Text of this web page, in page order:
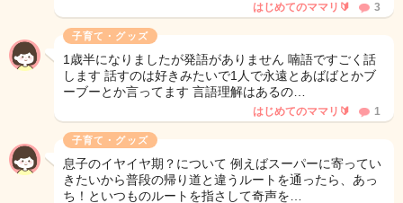
はじめてのママリ🔰 3
子育て・グッズ
1歳半になりましたが発語がありません 喃語ですごく話
します 話すのは好きみたいで1人で永遠とあばばとかブ
ーブーとか言ってます 言語理解はあるの…
はじめてのママリ🔰 1
子育て・グッズ
息子のイヤイヤ期？について 例えばスーパーに寄ってい
きたいから普段の帰り道と違うルートを通ったら、あっ
ち！といつものルートを指さして奇声を…